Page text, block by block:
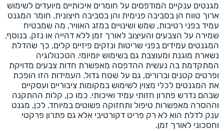
מגנטים ענקיים המודפסים על חומרים איכותיים מיועדים לשימוש
ארוך טווח הן בסביבה פנימית והן בסביבה חיצונית. חומר המגנט
עמיד בפני רטיבות, שמש ושינויים במזג האוויר, מה שמבטיח
שמירה על הצבעים והעיצוב לאורך זמן ללא דהייה או נזק. בנוסף,
המגנטים עמידים בפני שריטות ונזקים פיזיים קלים, כך שהדלת
נשארת מוגנת ומעוצבת גם בשימוש יומיומי. הטכנולוגיה
המתקדמת בה נעשית ההדפסה מאפשרת חדות צבעים מדויקת
ופרטים קטנים וברורים, גם על שטח גדול. העמידות הזו הופכת
את המגנטים לכלי מצוין לשימוש במקומות ציבוריים ועסקיים
שבהם נדרש פתרון חזותי עמיד ואיכותי. כמו כן, קלות ההתקנה
וההסרה מאפשרות טיפול ותחזוקה פשוטים במיוחד. לכן, מגנט
ענק לדלת הוא לא רק פריט דקורטיבי אלא גם פתרון פרקטי
וחסכוני לאורך זמן.